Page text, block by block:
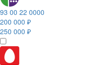
93 00 22 0000
200 000 ₽
250 000 ₽